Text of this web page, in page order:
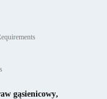
gąsienicowy,